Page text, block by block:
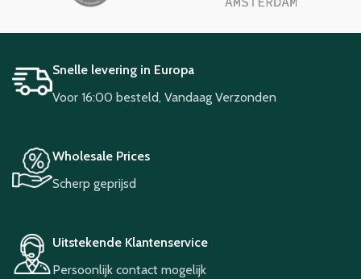
Snelle levering in Europa
Voor 16:00 besteld, Vandaag Verzonden
Wholesale Prices
Scherp geprijsd
Uitstekende Klantenservice
Persoonlijk contact mogelijk